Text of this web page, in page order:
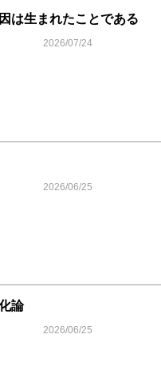
は生まれたことである
2026/07/24
2026/06/25
論
2026/06/25